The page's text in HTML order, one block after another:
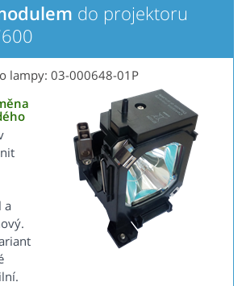
do projektoru
lampy: 03-000648-01P
a